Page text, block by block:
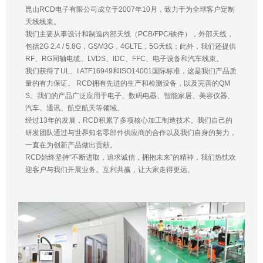
昆山RCD电子有限公司成立于2007年10月，致力于为全球客户定制
天线线束。
我们主要从事设计和制造内部天线（PCB/FPC/铁件），外部天线，
包括2G 2.4 / 5.8G，GSM3G，4GLTE，5G天线；此外，我们还提供
RF、RG同轴电缆、LVDS、IDC、FFC、电子设备和汽车线束。
我们获得了UL、I ATF16949和ISO14001国际标准，这是我们产品质
量的有力保证。 RCD拥有先进的生产和检测设备，以及完善的QM
S。我们的产品广泛应用于电子、数码电器、智能家居、美容仪器、
汽车、通讯、航空航天等领域。
经过13年的发展，RCD积累了多项核心加工制造技术。我们自己的
研发团队通过与世界知名零部件供应商的合作以及我们自身的努力，
一直在为创新产品做出贡献。
RCD始终坚持“不断进取，追求诚信，拥抱未来”的精神，我们热忱欢
迎客户与我们开展业务。互利共赢，让大家走得更远。